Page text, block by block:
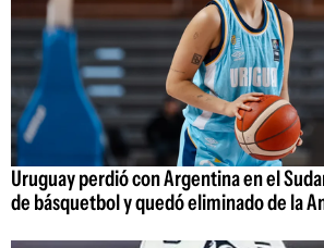
Uruguay perdió con Argentina en el
de básquetbol y quedó eliminado de la